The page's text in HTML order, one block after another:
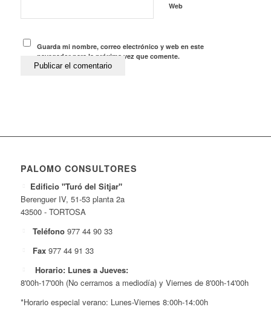
Web
Guarda mi nombre, correo electrónico y web en este
navegador para la próxima vez que comente.
PALOMO CONSULTORES
Edificio "Turó del Sitjar"
Berenguer IV, 51-53 planta 2a
43500 - TORTOSA
Teléfono 977 44 90 33
Fax 977 44 91 33
Horario: Lunes a Jueves:
8'00h-17'00h (No cerramos a mediodía) y Viernes de 8'00h-14'00h
*Horario especial verano: Lunes-Viernes 8:00h-14:00h